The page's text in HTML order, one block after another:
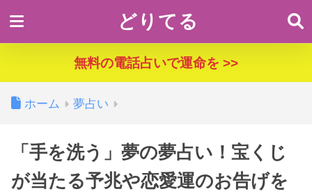
どりてる
無料の電話占いで運命を >>
ホーム 夢占い
「手を洗う」夢の夢占い！宝くじ
が当たる予兆や恋愛運のお告げを